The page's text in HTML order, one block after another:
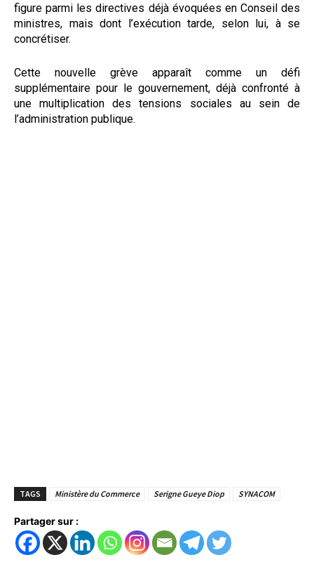
figure parmi les directives déjà évoquées en Conseil des
ministres, mais dont l’exécution tarde, selon lui, à se
concrétiser.
Cette nouvelle grève apparaît comme un défi
supplémentaire pour le gouvernement, déjà confronté à
une multiplication des tensions sociales au sein de
l’administration publique.
TAGS Ministère du Commerce Serigne Gueye Diop SYNACOM
Partager sur :